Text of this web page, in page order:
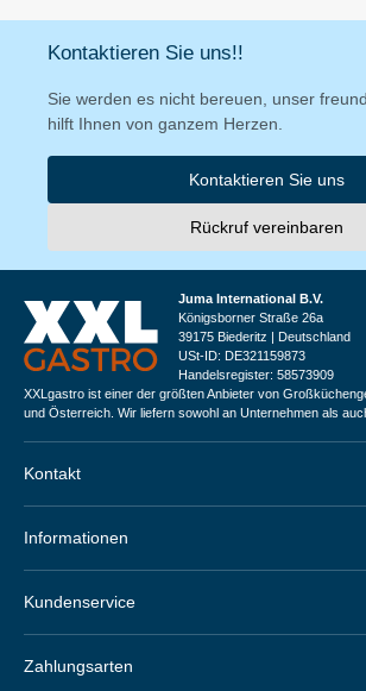
Kontaktieren Sie uns!!
Sie werden es nicht bereuen, unser
hilft Ihnen von ganzem Herzen.
Kontaktieren Sie uns
Rückruf vereinbaren
Juma International B.V.
Königsborner Straße 26a
39175 Biederitz | Deutschland
USt-ID: DE321159873
Handelsregister: 58573909
XXLgastro ist einer der größten Anbieter von
und Österreich. Wir liefern sowohl an Unternehmen als
Kontakt
Informationen
Kundenservice
Zahlungsarten